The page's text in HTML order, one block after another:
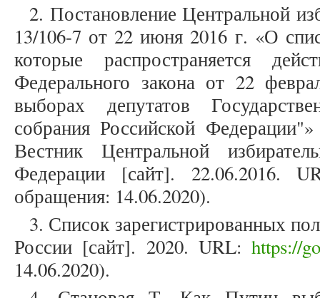
2. Постановление Центральной
13/106-7 от 22 июня 2016 г. «О
которые распространяется
Федерального закона от 22
выборах депутатов
собрания Российской
Вестник Центральной
Федерации [сайт]. 22.06.2016.
обращения: 14.06.2020).
3. Список зарегистрированных
России [сайт]. 2020. URL:https://
14.06.2020).